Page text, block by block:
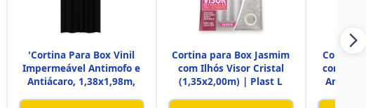
'Cortina Para Box Vinil
Impermeável Antimofo e
Antiácaro, 1,38x1,98m,
Cortina para Box Jasmim
com Ilhós Visor Cristal
(1,35x2,00m) | Plast L
Cortina
com